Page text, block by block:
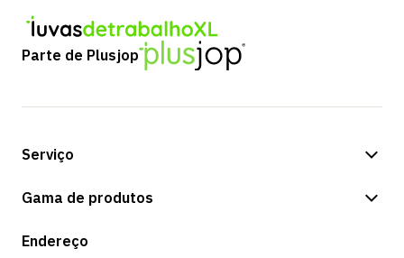
Parte de Plusjop
Serviço
Opções de pagamento
Devoluções e serviço
Gama de produtos
Loja
Endereço